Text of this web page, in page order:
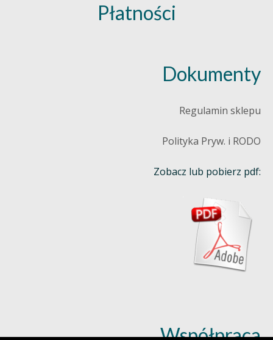
Płatności
Dokumenty
Regulamin sklepu
Polityka Pryw. i RODO
Zobacz lub pobierz pdf:
Współpraca